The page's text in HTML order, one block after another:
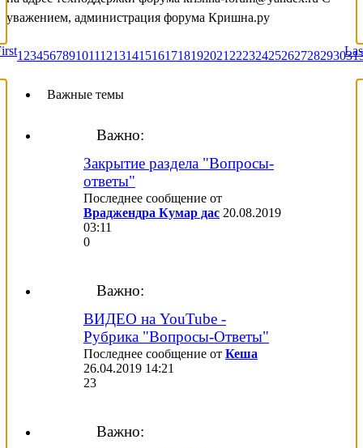
уважением, администрация форума Кришна.ру
1 23456789101112131415161718192021 22232425262728293031
Важные темы
Важно:
Закрытие раздела "Вопросы-
ответы"
Последнее сообщение от
Враджендра Кумар дас 20.08.2019
03:11
0
Важно:
ВИДЕО на YouTube -
Рубрика "Вопросы-Ответы"
Последнее сообщение от Кеша
26.04.2019 14:21
23
Важно: